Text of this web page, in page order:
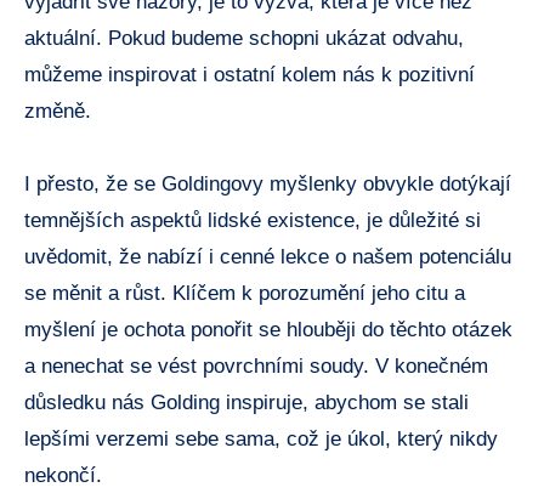
aktuální. Pokud budeme schopni ukázat odvahu,
můžeme inspirovat i ostatní kolem nás k pozitivní
změně.
I přesto, že se Goldingovy myšlenky obvykle dotýkají
temnějších aspektů lidské existence, je důležité si
uvědomit, že nabízí i cenné lekce o našem potenciálu
se měnit a růst. Klíčem k porozumění jeho citu a
myšlení je ochota ponořit se hlouběji do těchto otázek
a nenechat se vést povrchními soudy. V konečném
důsledku nás Golding inspiruje, abychom se stali
lepšími verzemi sebe sama, což je úkol, který nikdy
nekončí.